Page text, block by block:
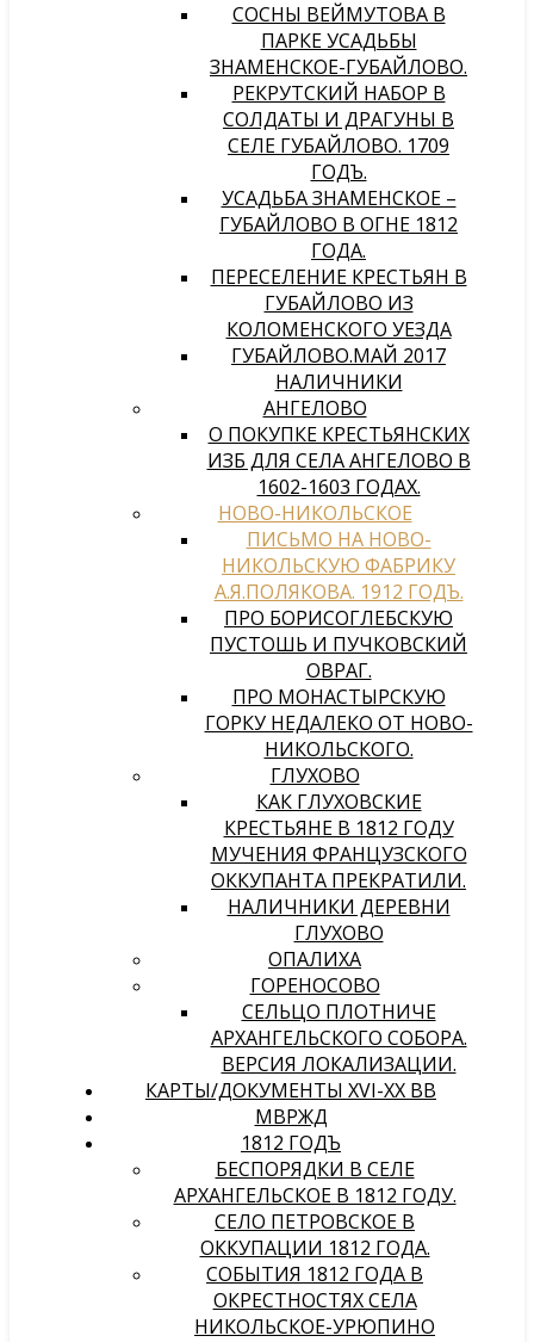
СОСНЫ ВЕЙМУТОВА В
ПАРКЕ УСАДЬБЫ
ЗНАМЕНСКОЕ-ГУБАЙЛОВО.
РЕКРУТСКИЙ НАБОР В
СОЛДАТЫ И ДРАГУНЫ В
СЕЛЕ ГУБАЙЛОВО. 1709
ГОДЪ.
УСАДЬБА ЗНАМЕНСКОЕ –
ГУБАЙЛОВО В ОГНЕ 1812
ГОДА.
ПЕРЕСЕЛЕНИЕ КРЕСТЬЯН В
ГУБАЙЛОВО ИЗ
КОЛОМЕНСКОГО УЕЗДА
ГУБАЙЛОВО.МАЙ 2017
НАЛИЧНИКИ
АНГЕЛОВО
О ПОКУПКЕ КРЕСТЬЯНСКИХ
ИЗБ ДЛЯ СЕЛА АНГЕЛОВО В
1602-1603 ГОДАХ.
НОВО-НИКОЛЬСКОЕ
ПИСЬМО НА НОВО-
НИКОЛЬСКУЮ ФАБРИКУ
А.Я.ПОЛЯКОВА. 1912 ГОДЪ.
ПРО БОРИСОГЛЕБСКУЮ
ПУСТОШЬ И ПУЧКОВСКИЙ
ОВРАГ.
ПРО МОНАСТЫРСКУЮ
ГОРКУ НЕДАЛЕКО ОТ НОВО-
НИКОЛЬСКОГО.
ГЛУХОВО
КАК ГЛУХОВСКИЕ
КРЕСТЬЯНЕ В 1812 ГОДУ
МУЧЕНИЯ ФРАНЦУЗСКОГО
ОККУПАНТА ПРЕКРАТИЛИ.
НАЛИЧНИКИ ДЕРЕВНИ
ГЛУХОВО
ОПАЛИХА
ГОРЕНОСОВО
СЕЛЬЦО ПЛОТНИЧЕ
АРХАНГЕЛЬСКОГО СОБОРА.
ВЕРСИЯ ЛОКАЛИЗАЦИИ.
КАРТЫ/ДОКУМЕНТЫ XVI-XX ВВ
МВРЖД
1812 ГОДЪ
БЕСПОРЯДКИ В СЕЛЕ
АРХАНГЕЛЬСКОЕ В 1812 ГОДУ.
СЕЛО ПЕТРОВСКОЕ В
ОККУПАЦИИ 1812 ГОДА.
СОБЫТИЯ 1812 ГОДА В
ОКРЕСТНОСТЯХ СЕЛА
НИКОЛЬСКОЕ-УРЮПИНО